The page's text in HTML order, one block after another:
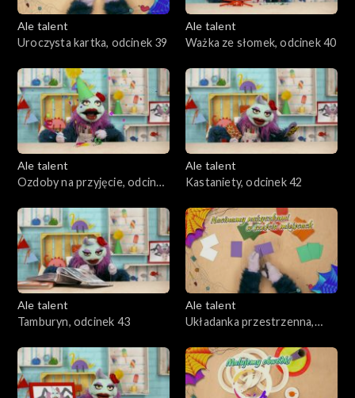
Ale talent
Uroczysta kartka, odcinek 39
Ale talent
Ważka ze słomek, odcinek 40
Ale talent
Ozdoby na przyjęcie, odcinek
Ale talent
Kastaniety, odcinek 42
Ale talent
Tamburyn, odcinek 43
Ale talent
Układanka przestrzenna,